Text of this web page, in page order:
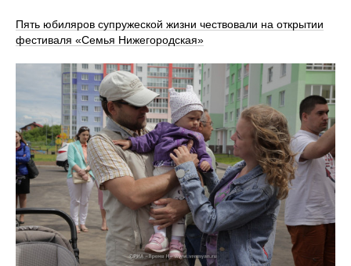
Пять юбиляров супружеской жизни чествовали на открытии
фестиваля «Семья Нижегородская»